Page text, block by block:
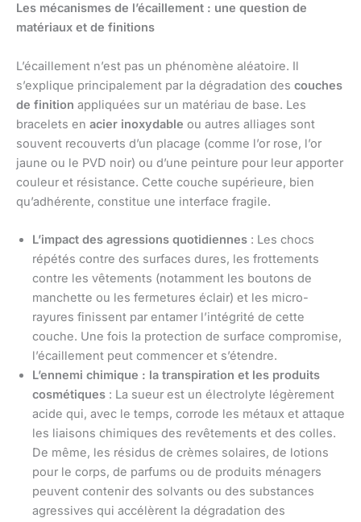
Les mécanismes de l’écaillement : une question de
matériaux et de finitions
L’écaillement n’est pas un phénomène aléatoire. Il
s’explique principalement par la dégradation des couches
de finition appliquées sur un matériau de base. Les
bracelets en acier inoxydable ou autres alliages sont
souvent recouverts d’un placage (comme l’or rose, l’or
jaune ou le PVD noir) ou d’une peinture pour leur apporter
couleur et résistance. Cette couche supérieure, bien
qu’adhérente, constitue une interface fragile.
L’impact des agressions quotidiennes : Les chocs
répétés contre des surfaces dures, les frottements
contre les vêtements (notamment les boutons de
manchette ou les fermetures éclair) et les micro-
rayures finissent par entamer l’intégrité de cette
couche. Une fois la protection de surface compromise,
l’écaillement peut commencer et s’étendre.
L’ennemi chimique : la transpiration et les produits
cosmétiques : La sueur est un électrolyte légèrement
acide qui, avec le temps, corrode les métaux et attaque
les liaisons chimiques des revêtements et des colles.
De même, les résidus de crèmes solaires, de lotions
pour le corps, de parfums ou de produits ménagers
peuvent contenir des solvants ou des substances
agressives qui accélèrent la dégradation des